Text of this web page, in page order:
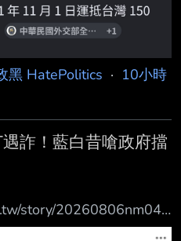
黑 HatePolitics · 10小時
詐！藍白昔嗆政府擋
story/20260806nm047
完整新聞標題： 慈濟買